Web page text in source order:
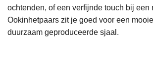
ochtenden, of een verfijnde touch bij een
Ookinhetpaars zit je goed voor een
duurzaam geproduceerde sjaal.